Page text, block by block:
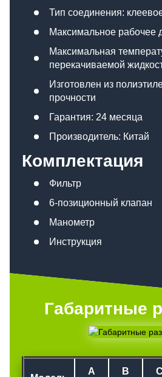
Тип соединения:
Максимальное рабочее
Максимальная
перекачиваемой
Изготовлен из
прочности
Гарантия: 24 месяца
Производитель: Китай
Комплектация
Фильтр
6-позиционный клапан
Манометр
Инструкция
Габаритные
A B C